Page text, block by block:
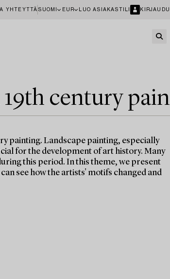
YHTEYTTÄ SUOMI EUR LUO ASIAKASTILI KIRJAUDU
19th century
painting. Landscape painting, especially
for the development of art history. Many
this period. In this theme, we present
see how the artists' motifs changed and